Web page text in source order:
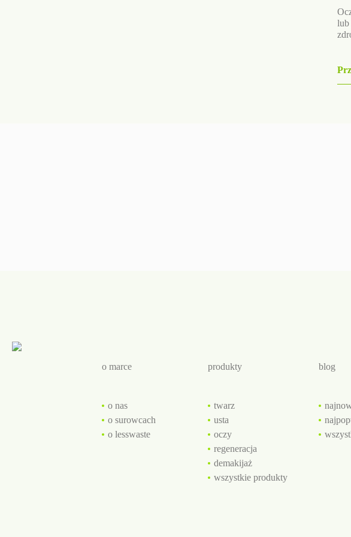
lub
o marce
o nas
o surowcach
o lesswaste
produkty
twarz
usta
oczy
regeneracja
demakijaż
wszystkie produkty
blog